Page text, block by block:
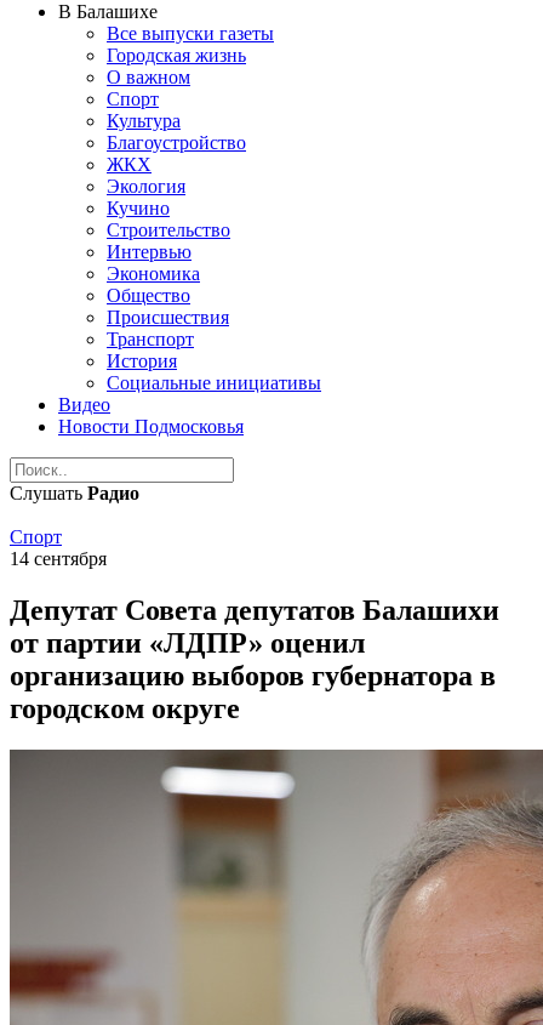
В Балашихе
Все выпуски газеты
Городская жизнь
О важном
Спорт
Культура
Благоустройство
ЖКХ
Экология
Кучино
Строительство
Интервью
Экономика
Общество
Происшествия
Транспорт
История
Социальные инициативы
Видео
Новости Подмосковья
Слушать Радио
Спорт
14 сентября
Депутат Совета депутатов Балашихи
от партии «ЛДПР» оценил
организацию выборов губернатора в
городском округе